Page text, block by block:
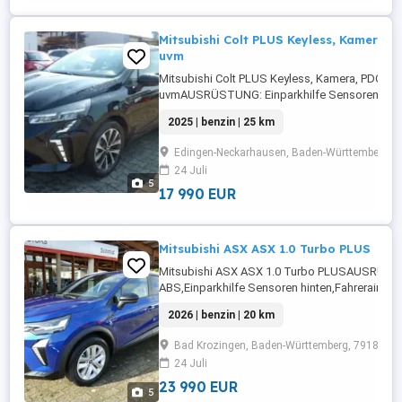
5
Mitsubishi Colt PLUS Keyless, Kamera,
uvm
Mitsubishi Colt PLUS Keyless, Kamera, PDC
uvmAUSRÜSTUNG: Einparkhilfe Sensoren
Lenkrad,DAB-Radio,Radio,LED-
...
2025 | benzin | 25 km
Edingen-Neckarhausen, Baden-Württemberg,
24 Juli
17 990 EUR
5
Mitsubishi ASX ASX 1.0 Turbo PLUS
Mitsubishi ASX ASX 1.0 Turbo
ABS,Einparkhilfe Sensoren
Radio,Servolenkung,LED-
Fensterheber,LED-
...
2026 | benzin | 20 km
Bad Krozingen, Baden-Württemberg, 79189
24 Juli
23 990 EUR